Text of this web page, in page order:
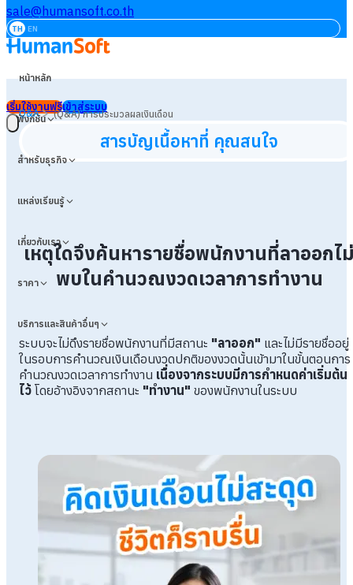
sale@humansoft.co.th
TH EN
หน้าหลัก
ฟังก์ชัน
สำหรับธุรกิจ
แหล่งเรียนรู้
เกี่ยวกับเรา
ราคา
บริการและสินค้าอื่นๆ
เริ่มใช้งานฟรีเข้าสู่ระบบ
Q&A>(Q&A) การประมวลผลเงินเดือน
สารบัญเนื้อหาที่ คุณสนใจ
เหตุใดจึงค้นหารายชื่อพนักงานที่ลาออกไ
พบในคำนวณงวดเวลาการทำงาน
ระบบจะไม่ดึงรายชื่อพนักงานที่มีสถานะ "ลาออก" และไม่มีรายชื่ออยู่
ในรอบการคำนวณเงินเดือนงวดปกติของงวดนั้นเข้ามาในขั้นตอนการ
คำนวณงวดเวลาการทำงาน เนื่องจากระบบมีการกำหนดค่าเริ่มต้น
ไว้ โดยอ้างอิงจากสถานะ "ทำงาน" ของพนักงานในระบบ